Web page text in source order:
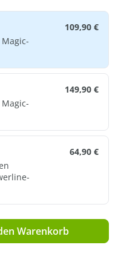
109,90 €
149,90 €
64,90 €
gewünschten
Warenkorb